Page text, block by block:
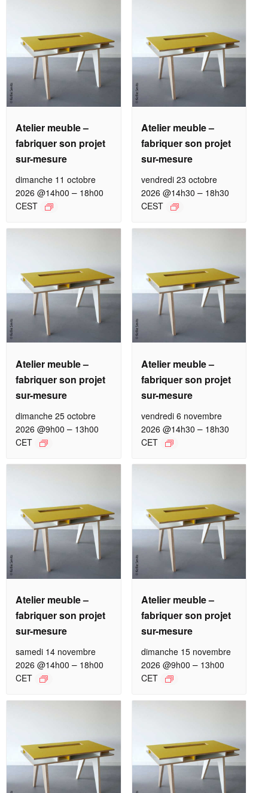
Atelier meuble –
fabriquer son projet
sur-mesure
dimanche 11 octobre
2026 @14h00 – 18h00
CEST
Atelier meuble –
fabriquer son projet
sur-mesure
vendredi 23 octobre
2026 @14h30 – 18h30
CEST
Atelier meuble –
fabriquer son projet
sur-mesure
dimanche 25 octobre
2026 @9h00 – 13h00
CET
Atelier meuble –
fabriquer son projet
sur-mesure
vendredi 6 novembre
2026 @14h30 – 18h30
CET
Atelier meuble –
fabriquer son projet
sur-mesure
samedi 14 novembre
2026 @14h00 – 18h00
CET
Atelier meuble –
fabriquer son projet
sur-mesure
dimanche 15 novembre
2026 @9h00 – 13h00
CET